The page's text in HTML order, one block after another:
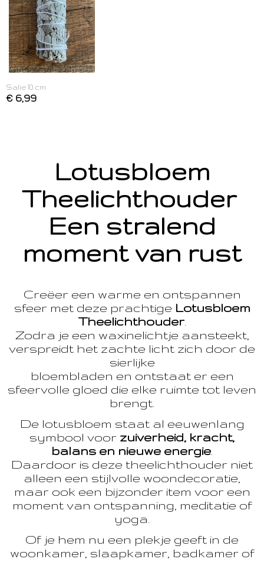
Salie 10 cm
€ 6,99
Lotusbloem
Theelichthouder
Een stralend
moment van rust
Creëer een warme en ontspannen
sfeer met deze prachtige Lotusbloem
Theelichthouder.
Zodra je een waxinelichtje aansteekt,
verspreidt het zachte licht zich door de
sierlijke
bloembladen en ontstaat er een
sfeervolle gloed die elke ruimte tot leven
brengt.
De lotusbloem staat al eeuwenlang
symbool voor zuiverheid, kracht,
balans en nieuwe energie
Daardoor is deze theelichthouder niet
alleen een stijlvolle woondecoratie,
maar ook een bijzonder item voor een
moment van ontspanning, meditatie of
yoga.
Of je hem nu een plekje geeft in de
woonkamer, slaapkamer, badkamer of